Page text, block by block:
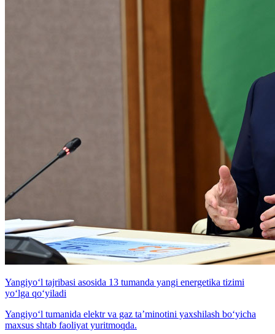
Yangiyo‘l tajribasi asosida 13 tumanda yangi energetika tizimi
yo‘lga qo‘yiladi
Yangiyo‘l tumanida elektr va gaz ta’minotini yaxshilash bo‘yicha
maxsus shtab faoliyat yuritmoqda.